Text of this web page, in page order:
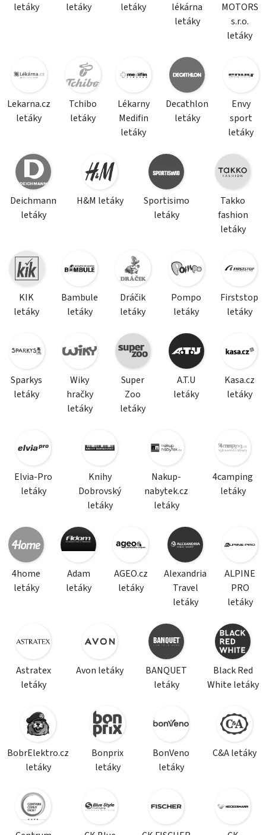
letáky
letáky
letáky
lékárna
letáky
MOTORS
s.r.o.
letáky
Lekarna.cz
letáky
Tchibo
letáky
Lékarny
Medifin
letáky
Decathlon
letáky
Envy
sport
letáky
Deichmann
letáky
H&M letáky
Sportisimo
letáky
Takko
fashion
letáky
KIK
letáky
Bambule
letáky
Dráčik
letáky
Pompo
letáky
Firststop
letáky
Sparkys
letáky
Wiky
hračky
letáky
Super
Zoo
letáky
A.T.U
letáky
Kasa.cz
letáky
Elvia-Pro
letáky
Knihy
Dobrovský
letáky
Nakup-
nabytek.cz
letáky
4camping
letáky
4home
letáky
Adam
letáky
AGEO.cz
letáky
Alexandria
Travel
letáky
ALPINE
PRO
letáky
Astratex
letáky
Avon letáky
BANQUET
letáky
Black Red
White letáky
BobrElektro.cz
letáky
Bonprix
letáky
BonVeno
letáky
C&A letáky